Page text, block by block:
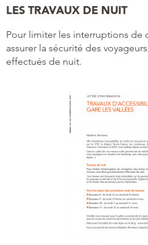
LES TRAVAUX DE NUIT
Pour limiter les interruptions de
assurer la sécurité des
effectués de nuit.